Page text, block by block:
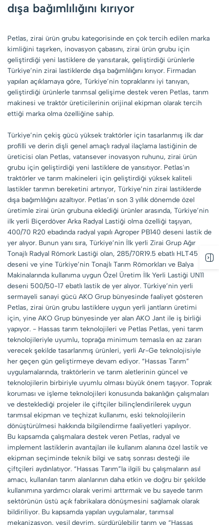
dışa bağımlılığını kırıyor
Petlas, zirai ürün grubu kategorisinde en çok tercih edilen marka
kimliğini taşırken, inovasyon çabasını, zirai ürün grubu için
geliştirdiği yeni lastiklere de yansıtarak, geliştirdiği ürünlerle
Türkiye’nin zirai lastiklerde dışa bağımlılığını kırıyor. Firmadan
yapılan açıklamaya göre, Türkiye’nin topraklarını iyi tanıyan,
geliştirdiği ürünlerle tarımsal gelişime destek veren Petlas, tarım
makinesi ve traktör üreticilerinin orijinal ekipman olarak tercih
ettiği marka olma özelliğine sahip.
Türkiye’nin çekiş gücü yüksek traktörler için tasarlanmış ilk dar
profilli ve derin dişli genel amaçlı radyal ilaçlama lastiğinin de
üreticisi olan Petlas, vatansever inovasyon ruhunu, zirai ürün
grubu için geliştirdiği yeni lastiklere de yansıtıyor. Petlas'ın
traktörler ve tarım makineleri için geliştirdiği yüksek kaliteli
lastikler tarımın bereketini artırıyor, Türkiye’nin zirai lastiklerde
dışa bağımlılığını azaltıyor. Petlas’ın son 3 yıllık dönemde özel
üretimle zirai ürün grubuna eklediği ürünler arasında, Türkiye’nin
ilk yerli Biçerdöver Arka Radyal Lastiği olma özelliği taşıyan,
400/70 R20 ebadında radyal yapılı Agroper PB140 deseni lastik de
yer alıyor. Bunun yanı sıra, Türkiye’nin İlk yerli Zirai Grup Ağır
Tonajlı Radyal Römork Lastiği olan, 285/70R19.5 ebatlı HLT45
deseni ve yine Türkiye’nin Tonajlı Tarım Römorkları ve Balya
Makinalarında kullanıma uygun Özel Üretim İlk Yerli Lastiği UN11
deseni 500/50-17 ebatlı lastik de yer alıyor. Türkiye’nin yerli
sermayeli sanayi gücü AKO Grup bünyesinde faaliyet gösteren
Petlas, zirai ürün grubu lastiklere uygun yerli jantların üretimi
için, yine AKO Grup bünyesinde yer alan AKO Jant ile iş birliği
yapıyor. - Hassas tarım teknolojileri ve Petlas Petlas, yeni tarım
teknolojileriyle uyumlu, toprağa minimum temasla en az zararı
verecek şekilde tasarlanmış ürünleri, yerli Ar-Ge teknolojisiyle
her geçen gün geliştirmeye devam ediyor. “Hassas Tarım”
uygulamalarında, traktörlerin ve tarım aletlerinin güncel ve
teknolojilerin birbiriyle uyumlu olması büyük önem taşıyor. Toprak
koruması ve işleme teknolojileri konusunda bakanlığın çalışmaları
ve desteklediği projeler ile çiftçiler bilinçlendirilerek uygun
tarımsal ekipman ve teçhizat kullanımı, eski teknolojilerin
dönüştürülmesi hakkında bilgilendirme faaliyetleri yapılıyor.
Bu kapsamda çalışmalara destek veren Petlas, radyal ve
implement lastiklerin avantajları ile kullanım alanına özel lastik ve
ekipman seçiminde teknik bilgi ve satış sonrası desteği ile
çiftçileri aydınlatıyor. “Hassas Tarım”la ilgili bu çalışmaların asıl
amacı, kullanılan tarım alanlarının daha etkin ve doğru bir şekilde
kullanımına yardımcı olarak verimi arttırmak ve bu sayede tarım
sektörünün üstü açık fabrikalara dönüşmesini sağlamak olarak
bildiriliyor. Bu kapsamda yapılan uygulamalar, tarımsal
mekanizasyon, yeşil devrim, sürdürülebilir tarım ve “Hassas